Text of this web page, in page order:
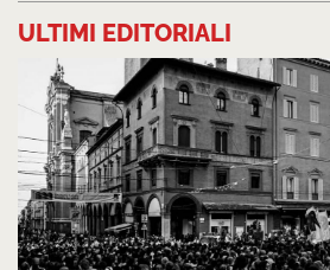
ULTIMI EDITORIALI